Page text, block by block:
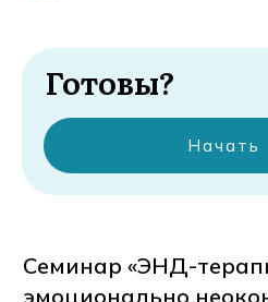
Готовы?
Начать
Семинар «ЭНД-
эмоционально